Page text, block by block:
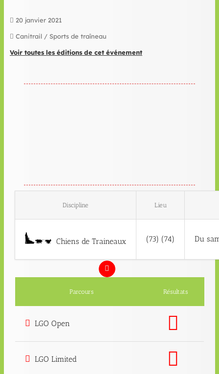
20 janvier 2021
Canitrail / Sports de traîneau
Voir toutes les éditions de cet événement
Discipline Lieu
Chiens de Traineaux (73) (74) Du
Parcours Résultats
LGO Open
LGO Limited